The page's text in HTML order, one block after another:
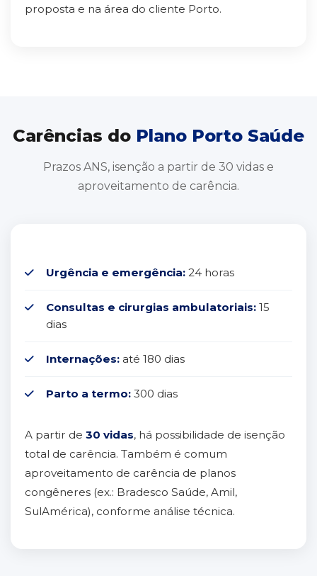
proposta e na área do cliente Porto.
Carências do Plano Porto Saúde
Prazos ANS, isenção a partir de 30 vidas e
aproveitamento de carência.
Urgência e emergência: 24 horas
Consultas e cirurgias ambulatoriais: 15
dias
Internações: até 180 dias
Parto a termo: 300 dias
A partir de 30 vidas, há possibilidade de isenção
total de carência. Também é comum
aproveitamento de carência de planos
congêneres (ex.: Bradesco Saúde, Amil,
SulAmérica), conforme análise técnica.